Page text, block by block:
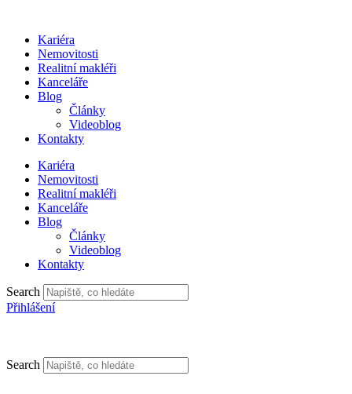
obsahuKariéra
Nemovitosti
Realitní makléři
Kanceláře
Blog
Články
Videoblog
Kontakty
Kariéra
Nemovitosti
Realitní makléři
Kanceláře
Blog
Články
Videoblog
Kontakty
Search
Přihlášení
Search